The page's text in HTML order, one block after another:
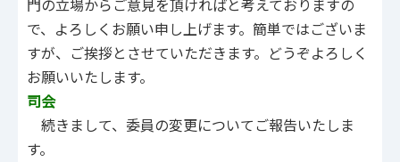
で、よろしくお願い申し上げます。簡単ではございま
すが、ご挨拶とさせていただきます。どうぞよろしく
お願いいたします。
司会
続きまして、委員の変更についてご報告いたしま
す。